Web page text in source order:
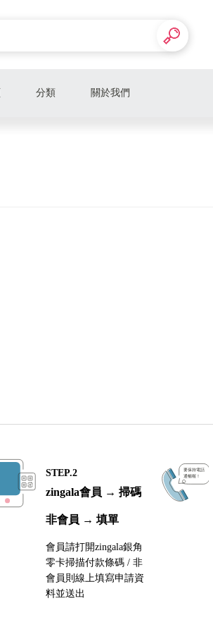
分類 關於我們
STEP.2
zingala會員 → 掃碼
非會員 → 填單
會員請打開zingala銀角
零卡掃描付款條碼 / 非
會員則線上填寫申請資
料並送出